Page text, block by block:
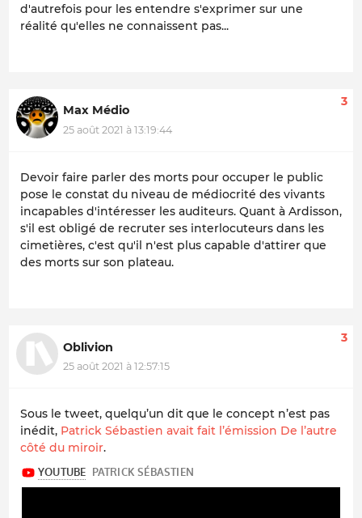
d'autrefois pour les entendre s'exprimer sur une
réalité qu'elles ne connaissent pas...
Max Médio
25 août 2021 à 13:19:44
3
Devoir faire parler des morts pour occuper le public
pose le constat du niveau de médiocrité des vivants
incapables d'intéresser les auditeurs. Quant à Ardisson,
s'il est obligé de recruter ses interlocuteurs dans les
cimetières, c'est qu'il n'est plus capable d'attirer que
des morts sur son plateau.
Oblivion
25 août 2021 à 12:57:15
3
Sous le tweet, quelqu’un dit que le concept n’est pas
inédit, Patrick Sébastien avait fait l’émission De l’autre
côté du miroir.